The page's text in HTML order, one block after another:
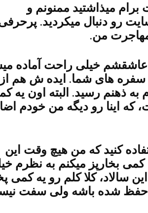
میذاشتید ممنونم و
رو دنبال میکردید.
من.
خیلی راحت آماده
های شما. ایده ش هم از
به ذهنم رسید. البته اون یه
که اینا رو دیگه من خودم
کنید که من هیچ وقت این
کمی بخارپز میکنم به نظرم
سالاد، کلا کلم رو یه کمی
حفظ شده باشه ولی سفت